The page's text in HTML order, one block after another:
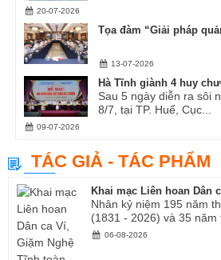
20-07-2026
Tọa đàm “Giải pháp
13-07-2026
Hà Tĩnh giành 4 huy
Sau 5 ngày diễn ra sôi
8/7, tại TP. Huế, Cục...
09-07-2026
TÁC GIẢ - TÁC PHẨM
Khai mạc Liên hoan Dân
Nhân kỷ niệm 195 năm
(1831 - 2026) và 35 năm
06-08-2026